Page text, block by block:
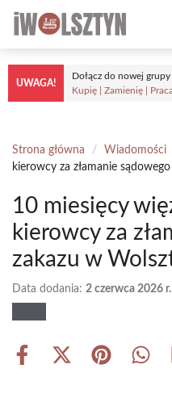
Przejdź
treści
UWAGA!
Dołącz do nowej grupy
Kupię | Zamienię |
Strona główna / Wiadomości
kierowcy za złamanie
10 miesięcy
kierowcy za
zakazu w
Data dodania: 2 czerwca 2026 r.
Share
Share Share Share